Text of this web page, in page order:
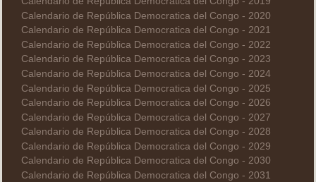
Calendario de República Democratica del Congo - 2020
Calendario de República Democratica del Congo - 2021
Calendario de República Democratica del Congo - 2022
Calendario de República Democratica del Congo - 2023
Calendario de República Democratica del Congo - 2024
Calendario de República Democratica del Congo - 2025
Calendario de República Democratica del Congo - 2026
Calendario de República Democratica del Congo - 2027
Calendario de República Democratica del Congo - 2028
Calendario de República Democratica del Congo - 2029
Calendario de República Democratica del Congo - 2030
Calendario de República Democratica del Congo - 2031